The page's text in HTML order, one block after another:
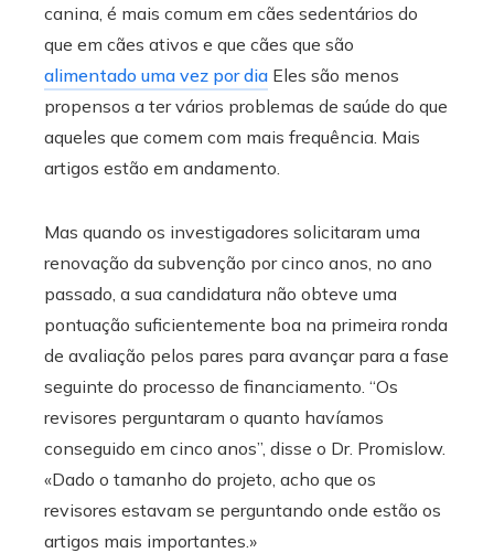
canina, é mais comum em cães sedentários do
que em cães ativos e que cães que são
alimentado uma vez por dia Eles são menos
propensos a ter vários problemas de saúde do que
aqueles que comem com mais frequência. Mais
artigos estão em andamento.
Mas quando os investigadores solicitaram uma
renovação da subvenção por cinco anos, no ano
passado, a sua candidatura não obteve uma
pontuação suficientemente boa na primeira ronda
de avaliação pelos pares para avançar para a fase
seguinte do processo de financiamento. “Os
revisores perguntaram o quanto havíamos
conseguido em cinco anos”, disse o Dr. Promislow.
«Dado o tamanho do projeto, acho que os
revisores estavam se perguntando onde estão os
artigos mais importantes.»